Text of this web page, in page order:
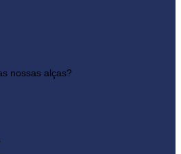
nossas alças?